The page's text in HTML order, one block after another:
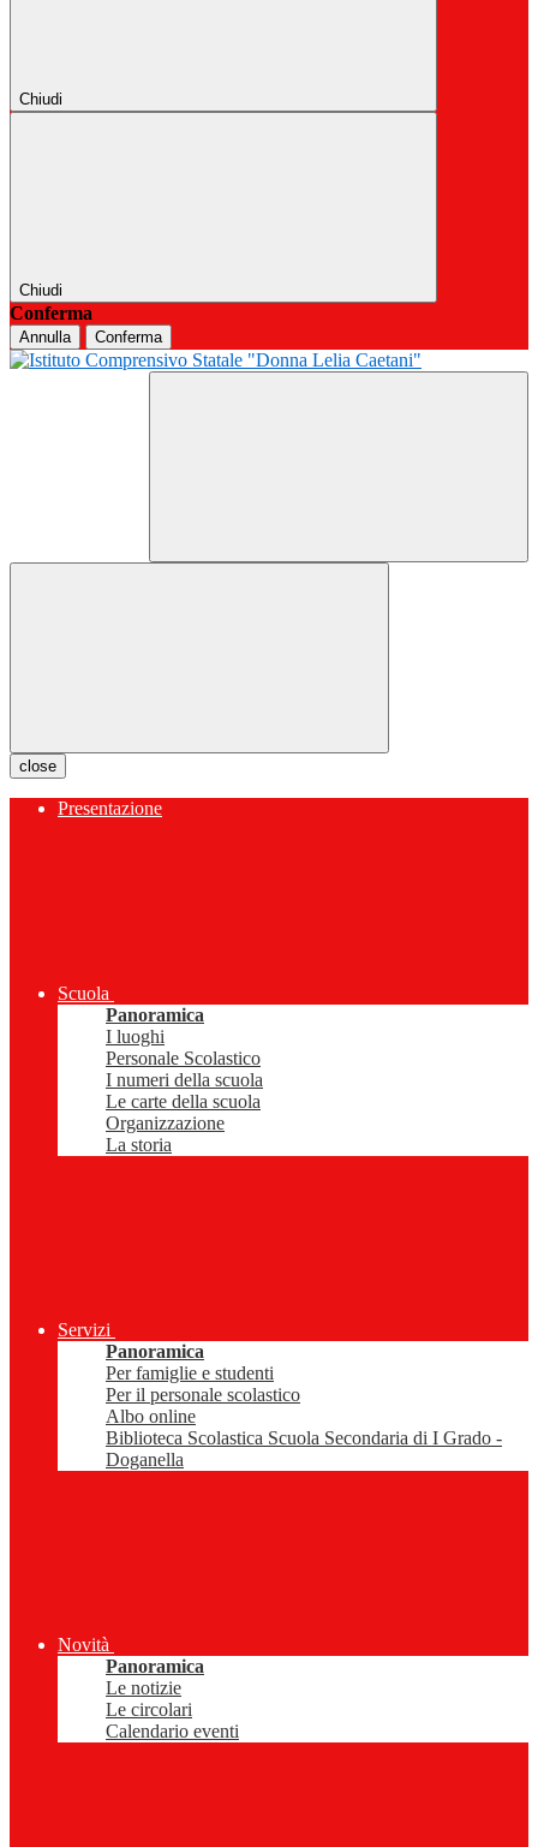
Chiudi
Chiudi
Conferma
Annulla Conferma
close
Presentazione
Scuola
Panoramica
I luoghi
Personale Scolastico
I numeri della scuola
Le carte della scuola
Organizzazione
La storia
Servizi
Panoramica
Per famiglie e studenti
Per il personale scolastico
Albo online
Biblioteca Scolastica Scuola Secondaria di I Grado -
Doganella
Novità
Panoramica
Le notizie
Le circolari
Calendario eventi